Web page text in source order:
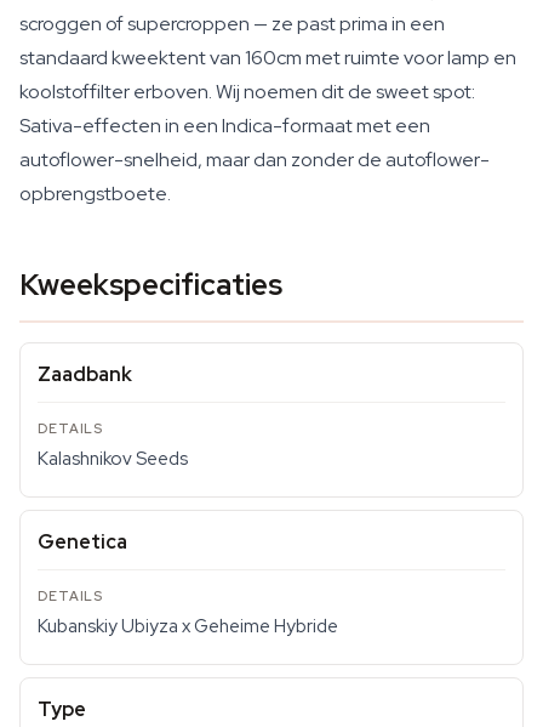
scroggen of supercroppen — ze past prima in een
standaard kweektent van 160cm met ruimte voor lamp en
koolstoffilter erboven. Wij noemen dit de sweet spot:
Sativa-effecten in een Indica-formaat met een
autoflower-snelheid, maar dan zonder de autoflower-
opbrengstboete.
Kweekspecificaties
Zaadbank
Kalashnikov Seeds
Genetica
Kubanskiy Ubiyza x Geheime Hybride
Type